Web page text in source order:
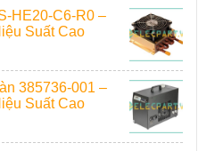
HE20-C6-R0 –
Suất Cao
385736-001 –
Suất Cao